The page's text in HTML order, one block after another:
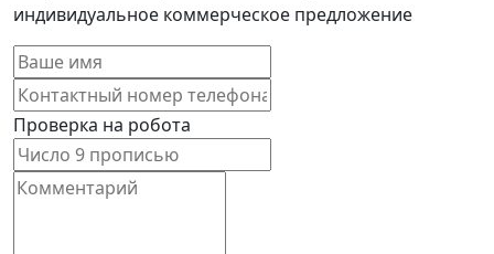
индивидуальное коммерческое предложение
Проверка на робота